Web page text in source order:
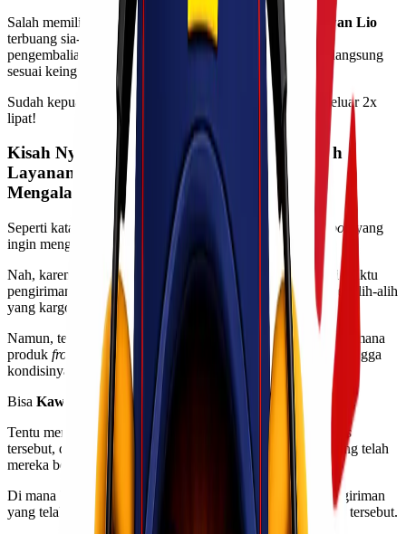
Salah memilih layanan, bisa-bisabudget perusahaan
Kawan Lio
terbuang sia-sia akibat customeryang komplain meminta
pengembalian uang cuma gara-gara pengiriman tidak berlangsung
sesuai keinginan mereka.
Sudah kepuasan mereka menurun,
budget juga jadi keluar 2x
lipat!
Kisah Nyata Akibat Customer
Salah Memilih
Layanan, Jangan Sampai Kawan Lio
Mengalaminya!
Seperti katakanlah, ada seorang business owners frozen food
yang
ingin mengirim produknya ke
customer
di pulau lain.
Nah, karena dia mempertimbangkan soal harga dan durasi waktu
pengiriman, akhirnya dia pun memilih layanan yang reguler alih-alih
yang kargo.
Namun, ternyata pengiriman tersebut mengalami kendala, di mana
produk frozen food -nya mencair ketika sampai di tempat sehingga
kondisinya menjadi kurang layak.
Bisa Kawan Lio tebak sendiri bagaimana reaksi si customer
.
Tentu mereka merasa sangat dirugikan oleh
business owners
tersebut, dan meminta ganti-rugi terhadap produkfrozen
yang telah
mereka beli.
Di mana biaya ganti-rugi juga termasuk untuk layanan pengiriman
yang telah mereka ambil atas instruksi dari
business owners tersebut.